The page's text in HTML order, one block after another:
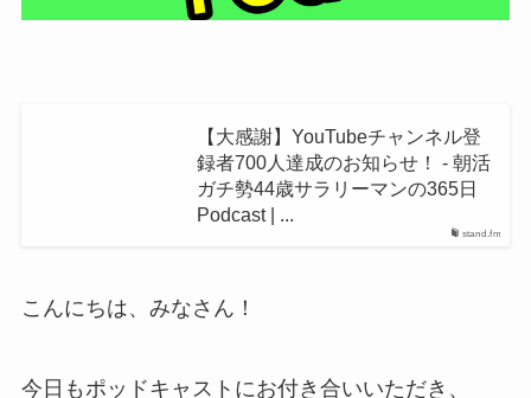
stand.fm
【大感謝】YouTubeチャンネル登
録者700人達成のお知らせ！ - 朝活
ガチ勢44歳サラリーマンの365日
Podcast | ...
こんにちは、みなさん！
今日もポッドキャストにお付き合いいただき、